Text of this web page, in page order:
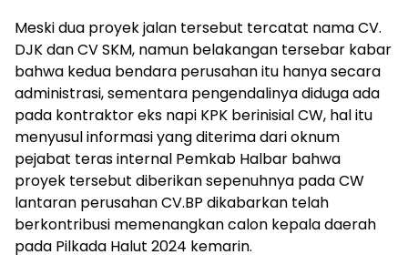
Meski dua proyek jalan tersebut tercatat nama CV.
DJK dan CV SKM, namun belakangan tersebar kabar
bahwa kedua bendara perusahan itu hanya secara
administrasi, sementara pengendalinya diduga ada
pada kontraktor eks napi KPK berinisial CW, hal itu
menyusul informasi yang diterima dari oknum
pejabat teras internal Pemkab Halbar bahwa
proyek tersebut diberikan sepenuhnya pada CW
lantaran perusahan CV.BP dikabarkan telah
berkontribusi memenangkan calon kepala daerah
pada Pilkada Halut 2024 kemarin.